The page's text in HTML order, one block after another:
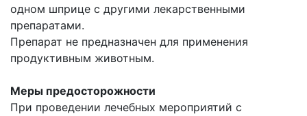
одном шприце с другими лекарственными
препаратами.
Препарат не предназначен для применения
продуктивным животным.
Меры предосторожности
При проведении лечебных мероприятий с